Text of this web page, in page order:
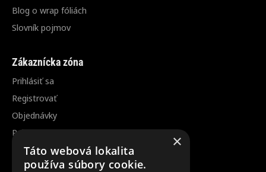
Blog o wrap fóliách
Slovník pojmov
Zákaznícka zóna
Prihlásiť sa
Registrovať
Objednávky
Reklamácia / vrátenie tovaru
Zrušenie objednávky
×
Táto webová lokalita
používa súbory cookie.